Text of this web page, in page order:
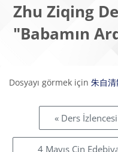
Zhu Ziqing
"Babamın
Tamamlama Gereklilikleri
Dosyayı görmek için 朱自
« Ders İzlencesi
4 Mayıs Çin